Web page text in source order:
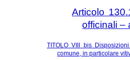
Articolo
officinali –
TITOLO VIII bis
comune, in particolare